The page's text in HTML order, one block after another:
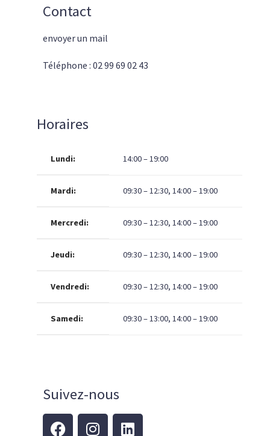
Contact
envoyer un mail
Téléphone : 02 99 69 02 43
Horaires
Lundi: 14:00 – 19:00
Mardi: 09:30 – 12:30, 14:00 – 19:00
Mercredi: 09:30 – 12:30, 14:00 – 19:00
Jeudi: 09:30 – 12:30, 14:00 – 19:00
Vendredi: 09:30 – 12:30, 14:00 – 19:00
Samedi: 09:30 – 13:00, 14:00 – 19:00
Suivez-nous